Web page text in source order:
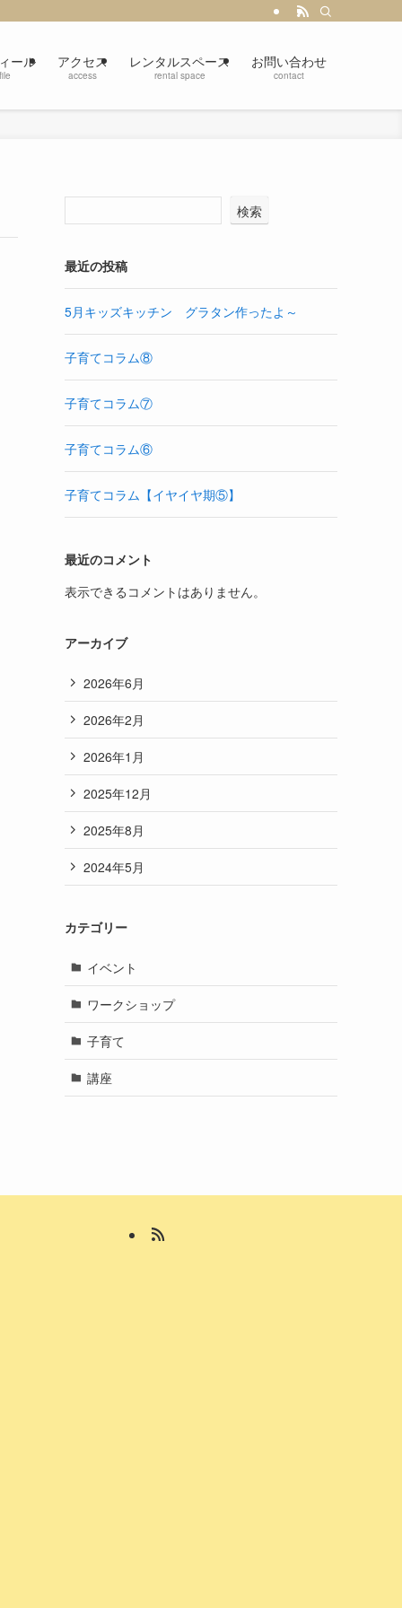
ール アクセス
access
レンタルスペース
rental space
お問い合わせ
contact
検索
最近の投稿
5月キッズキッチン グラタン作ったよ～
子育てコラム⑧
子育てコラム⑦
子育てコラム⑥
子育てコラム【イヤイヤ期⑤】
最近のコメント
表示できるコメントはありません。
アーカイブ
2026年6月
2026年2月
2026年1月
2025年12月
2025年8月
2024年5月
カテゴリー
イベント
ワークショップ
子育て
講座